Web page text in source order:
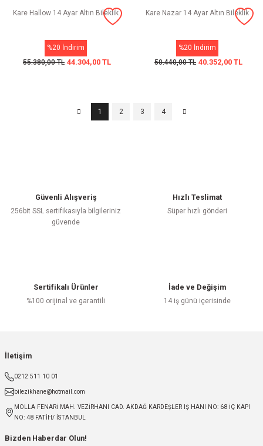
Kare Hallow 14 Ayar Altın Bileklik
%20 İndirim
55.380,00 TL 44.304,00 TL
Kare Nazar 14 Ayar Altın Bileklik
%20 İndirim
50.440,00 TL 40.352,00 TL
1 2 3 4
Güvenli Alışveriş
256bit SSL sertifikasıyla bilgileriniz
güvende
Hızlı Teslimat
Süper hızlı gönderi
Sertifikalı Ürünler
%100 orijinal ve garantili
İade ve Değişim
14 iş günü içerisinde
İletişim
0212 511 10 01
bilezikhane@hotmail.com
MOLLA FENARİ MAH. VEZİRHANI CAD. AKDAĞ KARDEŞLER IŞ HANI NO: 68 İÇ KAPI
NO: 48 FATİH/ İSTANBUL
Bizden Haberdar Olun!